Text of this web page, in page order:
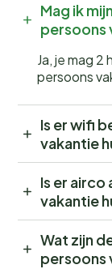
Mag ik
persoons
Ja, je mag 2
persoons
Is er wifi
vakantie
Is er airco
vakantie
Wat zijn
persoons